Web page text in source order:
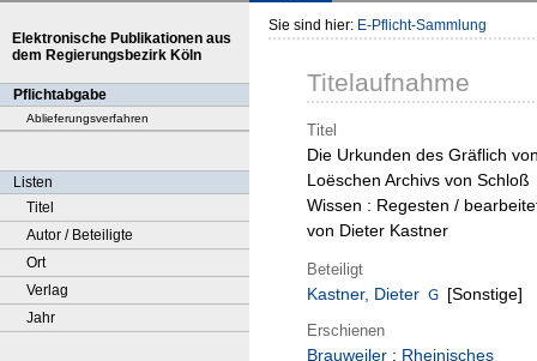
Elektronische Publikationen aus
dem Regierungsbezirk Köln
Pflichtabgabe
Ablieferungsverfahren
Listen
Titel
Autor / Beteiligte
Ort
Verlag
Jahr
Sie sind hier: E-Pflicht-Sammlung
Titelaufnahme
Titel
Die Urkunden des Gräflich
Loëschen Archivs von Schloß
Wissen : Regesten /
von Dieter Kastner
Beteiligt
Kastner, Dieter [Sonstige]
Erschienen
Brauweiler : Rheinisches